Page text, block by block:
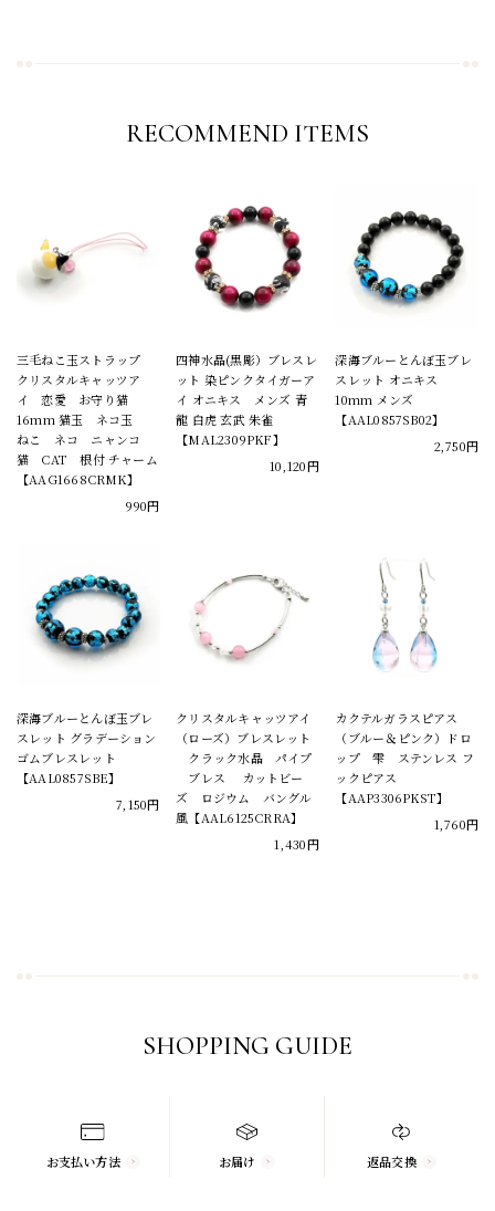
RECOMMEND ITEMS
三毛ねこ玉ストラップ
クリスタルキャッツア
イ 恋愛 お守り猫
16mm 猫玉 ネコ玉
ねこ ネコ ニャンコ
猫 CAT 根付 チャーム
【AAG1668CRMK】
990円
四神水晶(黒彫）ブレスレ
ット 染ピンクタイガーア
イ オニキス メンズ 青
龍 白虎 玄武 朱雀
【MAL2309PKF】
10,120円
深海ブルーとんぼ玉ブレ
スレット オニキス
10mm メンズ
【AAL0857SB02】
2,750円
深海ブルーとんぼ玉ブレ
スレット グラデーション
ゴムブレスレット
【AAL0857SBE】
7,150円
クリスタルキャッツアイ
（ローズ）ブレスレット
クラック水晶 パイプ
ブレス カットビー
ズ ロジウム バングル
風【AAL6125CRRA】
1,430円
カクテルガラスピアス
（ブルー＆ピンク）ドロ
ップ 雫 ステンレス フ
ックピアス
【AAP3306PKST】
1,760円
SHOPPING GUIDE
お支払い方法 お届け 返品交換